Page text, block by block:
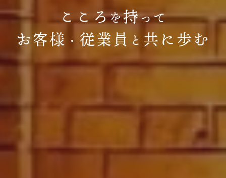
こころを持って
お客様 ・ 従業 員 と 共 に歩む